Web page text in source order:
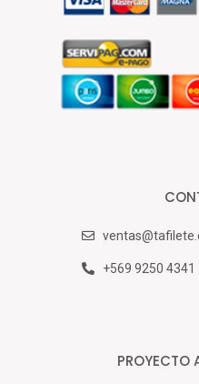
+569 9250 4341
PROYECTO